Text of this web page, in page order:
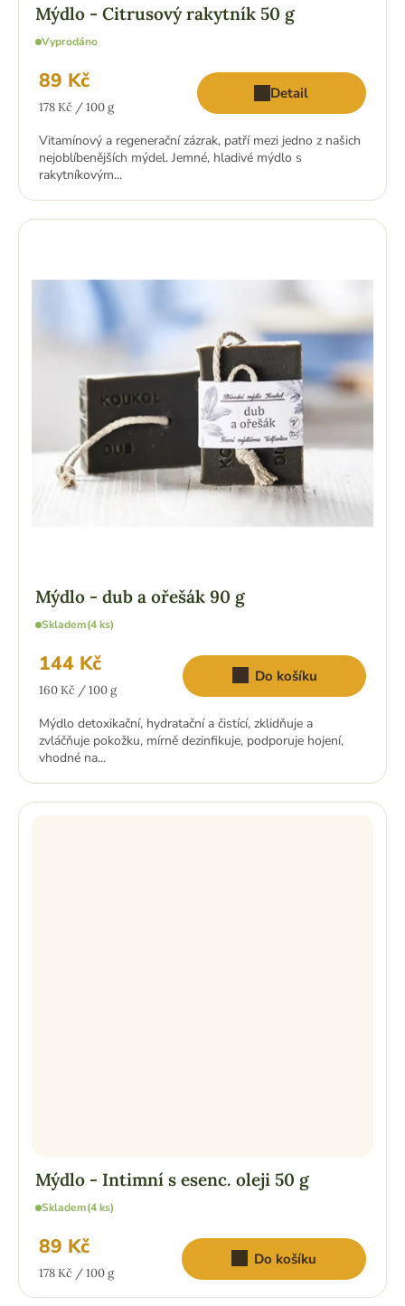
Mýdlo - Citrusový rakytník 50 g
Vyprodáno
89 Kč
Měrná
178 Kč / 100 g
Detail
Vitamínový a regenerační zázrak, patří mezi jedno z našich
nejoblíbenějších mýdel. Jemné, hladivé mýdlo s
rakytníkovým...
Mýdlo - dub a ořešák 90 g
Skladem(4 ks)
144 Kč
Měrná
160 Kč / 100 g
Do košíku
Mýdlo detoxikační, hydratační a čistící, zklidňuje a
zvláčňuje pokožku, mírně dezinfikuje, podporuje hojení,
vhodné na...
Mýdlo - Intimní s esenc. oleji 50 g
Skladem(4 ks)
89 Kč
Měrná
178 Kč / 100 g
Do košíku